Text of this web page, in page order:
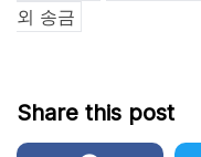
외 송금
Share this post